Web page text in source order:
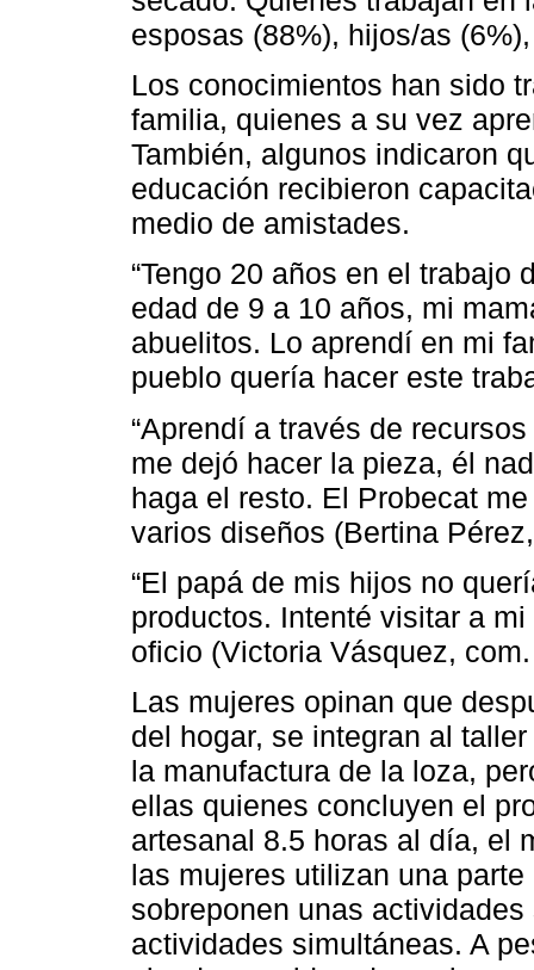
esposas (88%), hijos/as
Los conocimientos han sido
familia, quienes a su vez
También, algunos indicaron
educación recibieron
medio de amistades.
“Tengo 20 años en el
edad de 9 a 10 años, mi
abuelitos. Lo aprendí en mi
pueblo quería hacer este
“Aprendí a través de
me dejó hacer la pieza, él
haga el resto. El Probecat
varios diseños (Bertina
“El papá de mis hijos no
productos. Intenté visitar a
oficio (Victoria Vásquez,
Las mujeres opinan que
del hogar, se integran al
la manufactura de la loza,
ellas quienes concluyen el
artesanal 8.5 horas al día, el
las mujeres utilizan una
sobreponen unas
actividades simultáneas. A